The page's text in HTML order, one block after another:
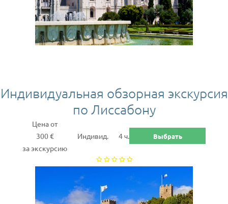
Индивидуальная обзорная экскурсия
по Лиссабону
Цена от
300 €
за экскурсию
Индивид. 4 ч. Выбрать